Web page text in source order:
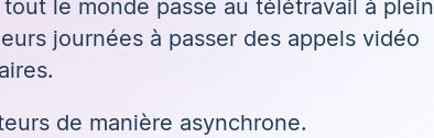
le monde passe au télétravail à plein
journées à passer des appels vidéo
de manière asynchrone.